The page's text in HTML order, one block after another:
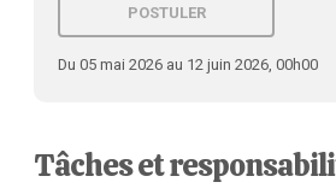
POSTULER
Du 05 mai 2026 au 12 juin 2026, 00h00
Tâches et